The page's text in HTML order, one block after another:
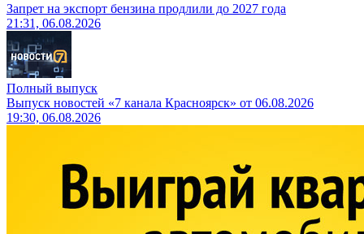
Запрет на экспорт бензина продлили до 2027 года
21:31, 06.08.2026
Полный выпуск
Выпуск новостей «7 канала Красноярск» от 06.08.2026
19:30, 06.08.2026